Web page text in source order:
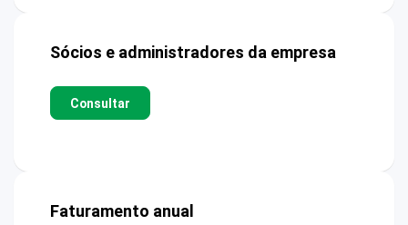
Sócios e administradores da empresa
Consultar
Faturamento anual